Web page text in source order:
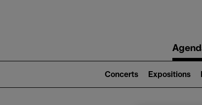
navigation
2)
Concerts Expositions